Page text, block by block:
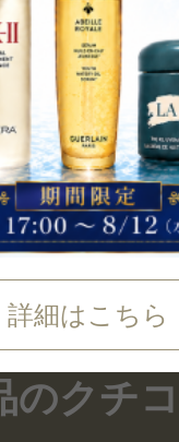
詳細はこちら
カート
のクチ